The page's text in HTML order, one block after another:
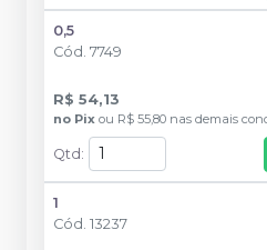
0,5
Cód. 7749
R$ 54,13
no Pix ou R$ 55,80 nas demais
Qtd :
1
Cód. 13237